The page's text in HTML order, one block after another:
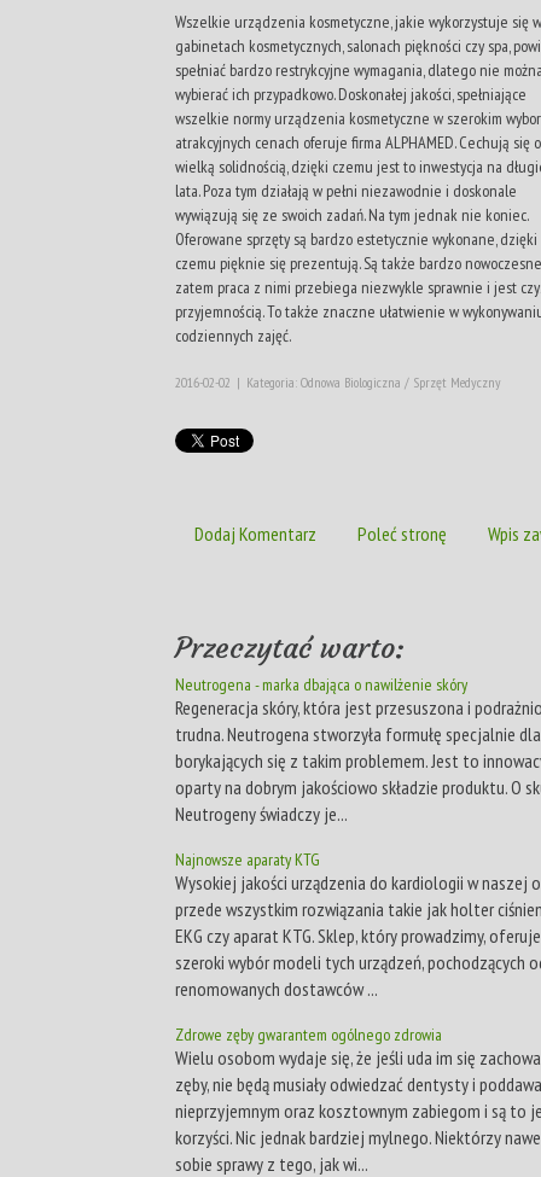
Wszelkie urządzenia kosmetyczne, jakie wykorzystuje się w
gabinetach kosmetycznych, salonach piękności czy spa,
spełniać bardzo restrykcyjne wymagania, dlatego nie
wybierać ich przypadkowo. Doskonałej jakości, spełniające
wszelkie normy urządzenia kosmetyczne w szerokim
atrakcyjnych cenach oferuje firma ALPHAMED. Cechują się
wielką solidnością, dzięki czemu jest to inwestycja na
lata. Poza tym działają w pełni niezawodnie i doskonale
wywiązują się ze swoich zadań. Na tym jednak nie koniec.
Oferowane sprzęty są bardzo estetycznie wykonane, dzięki
czemu pięknie się prezentują. Są także bardzo
zatem praca z nimi przebiega niezwykle sprawnie i jest
przyjemnością. To także znaczne ułatwienie w
codziennych zajęć.
2016-02-02 | Kategoria: Odnowa Biologiczna / Sprzęt Medyczny
Dodaj Komentarz Poleć stronę Wpis
Przeczytać warto:
Neutrogena - marka dbająca o nawilżenie skóry
Regeneracja skóry, która jest przesuszona i
trudna. Neutrogena stworzyła formułę specjalnie
borykających się z takim problemem. Jest to
oparty na dobrym jakościowo składzie produktu. O
Neutrogeny świadczy je...
Najnowsze aparaty KTG
Wysokiej jakości urządzenia do kardiologii w naszej
przede wszystkim rozwiązania takie jak holter
EKG czy aparat KTG. Sklep, który prowadzimy,
szeroki wybór modeli tych urządzeń, pochodzących
renomowanych dostawców ...
Zdrowe zęby gwarantem ogólnego zdrowia
Wielu osobom wydaje się, że jeśli uda im się
zęby, nie będą musiały odwiedzać dentysty i
nieprzyjemnym oraz kosztownym zabiegom i są to
korzyści. Nic jednak bardziej mylnego. Niektórzy
sobie sprawy z tego, jak wi...